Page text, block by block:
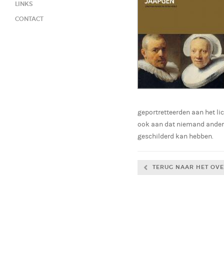
geportretteerden aan het
ook aan dat niemand
geschilderd kan hebben.
TERUG NAAR HET
LINKS
CONTACT